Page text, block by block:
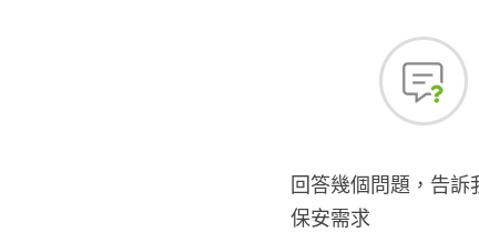
回答幾個問題，告訴
保安需求